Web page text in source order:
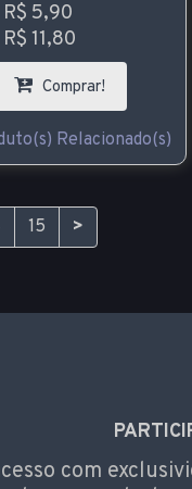
R$ 5,90
R$ 11,80
Comprar!
Relacionado(s)
15 >
com